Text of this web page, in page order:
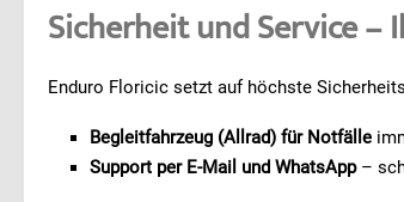
Sicherheit und Service –
Enduro Floricic setzt auf höchste
Begleitfahrzeug (Allrad) für Notfälle
Support per E-Mail und WhatsApp–